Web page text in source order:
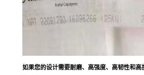
如果您的设计需要耐磨、高强度、高韧性和